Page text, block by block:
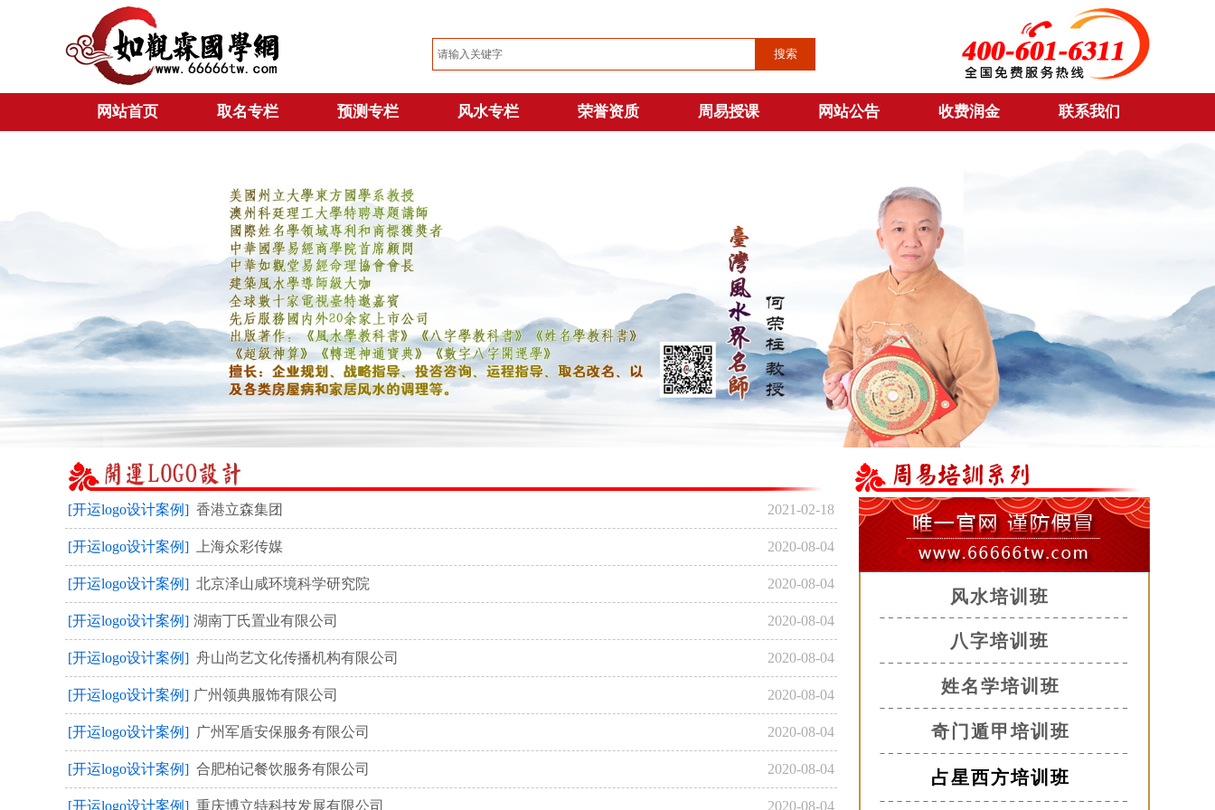
搜索
网站首页 取名专栏 预测专栏 风水专栏 荣誉资质 周易授课 网站公告 收费润金 联系我们
[开运logo设计案例] 香港立森集团 2021-02-18
[开运logo设计案例] 上海众彩传媒 2020-08-04
[开运logo设计案例] 北京泽山咸环境科学研究院 2020-08-04
[开运logo设计案例] ​湖南丁氏置业有限公司 2020-08-04
[开运logo设计案例] 舟山尚艺文化传播机构有限公司 2020-08-04
[开运logo设计案例] ​广州领典服饰有限公司 2020-08-04
[开运logo设计案例] 广州军盾安保服务有限公司 2020-08-04
[开运logo设计案例] 合肥柏记餐饮服务有限公司 2020-08-04
[开运logo设计案例] 重庆博立特科技发展有限公司 2020-08-04
风水培训班
八字培训班
姓名学培训班
奇门遁甲培训班
占星西方培训班